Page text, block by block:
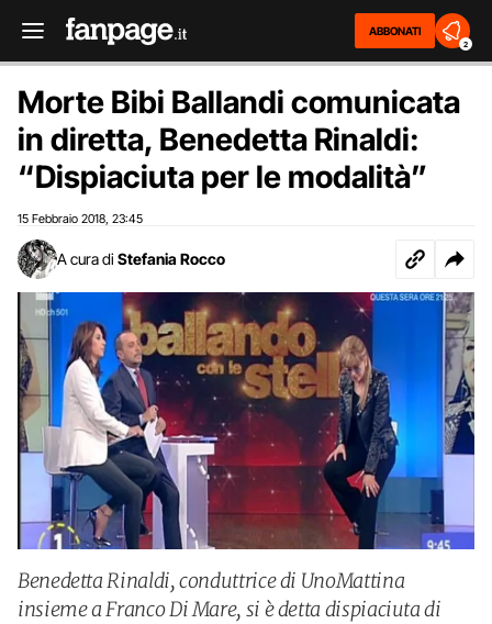
ABBONATI
2
Morte Bibi Ballandi comunicata
in diretta, Benedetta Rinaldi:
“Dispiaciuta per le modalità”
15 Febbraio 2018 23:45
A cura di Stefania Rocco
Benedetta Rinaldi, conduttrice di UnoMattina
insieme a Franco Di Mare, si è detta dispiaciuta di